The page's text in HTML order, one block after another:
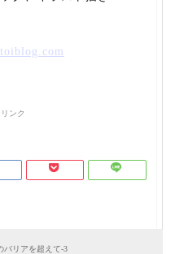
ンク
バリアを超えて-3